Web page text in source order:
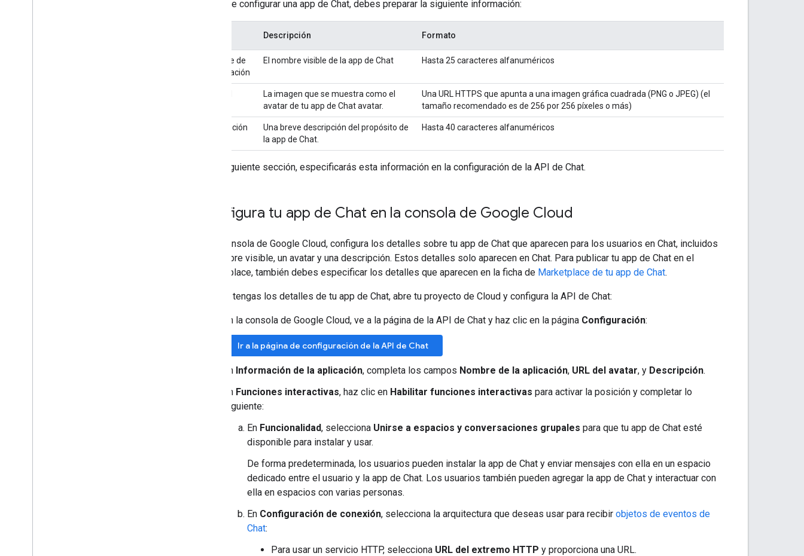
Antes de configurar una app de Chat, debes preparar la siguiente información:
Descripción Formato
Nombre de
la aplicación
El nombre visible de la app de Chat Hasta 25 caracteres alfanuméricos
La imagen que se muestra como el
avatar de tu app de Chat avatar.
Una URL HTTPS que apunta a una imagen gráfica cuadrada (PNG o JPEG) (el
tamaño recomendado es de 256 por 256 píxeles o más)
Descripción
Una breve descripción del propósito de
la app de Chat.
Hasta 40 caracteres alfanuméricos
En la siguiente sección, especificarás esta información en la configuración de la API de Chat.
Configura tu app de Chat en la consola de Google Cloud
En la consola de Google Cloud, configura los detalles sobre tu app de Chat que aparecen para los usuarios en Chat, incluidos
un nombre visible, un avatar y una descripción. Estos detalles solo aparecen en Chat. Para publicar tu app de Chat en el
Marketplace, también debes especificar los detalles que aparecen en la ficha de Marketplace de tu app de Chat.
Cuando tengas los detalles de tu app de Chat, abre tu proyecto de Cloud y configura la API de Chat:
En la consola de Google Cloud, ve a la página de la API de Chat y haz clic en la página Configuración:
Ir a la página de configuración de la API de Chat
En Información de la aplicación, completa los campos Nombre de la aplicación, URL del avatar, y Descripción.
En Funciones interactivas, haz clic en Habilitar funciones interactivas para activar la posición y completar lo
siguiente:
En Funcionalidad, selecciona Unirse a espacios y conversaciones grupales para que tu app de Chat esté
disponible para instalar y usar.
De forma predeterminada, los usuarios pueden instalar la app de Chat y enviar mensajes con ella en un espacio
dedicado entre el usuario y la app de Chat. Los usuarios también pueden agregar la app de Chat y interactuar con
ella en espacios con varias personas.
En Configuración de conexión, selecciona la arquitectura que deseas usar para recibir objetos de eventos de
Chat:
Para usar un servicio HTTP, selecciona URL del extremo HTTP y proporciona una URL.